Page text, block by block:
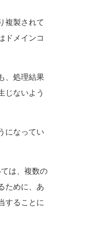
複製されて
ドメインコ
、処理結果
じないよう
になってい
は、複数の
ために、あ
することに